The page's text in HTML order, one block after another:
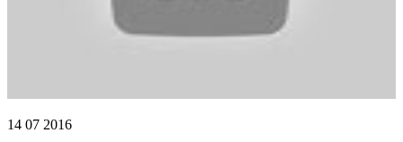
14 07 2016